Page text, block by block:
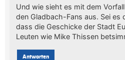
Und wie sieht es mit dem
den Gladbach-Fans aus. Sei es
dass die Geschicke der Stadt
Leuten wie Mike Thissen
Antworten